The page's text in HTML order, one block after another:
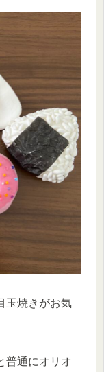
玉焼きがお気
普通にオリオ